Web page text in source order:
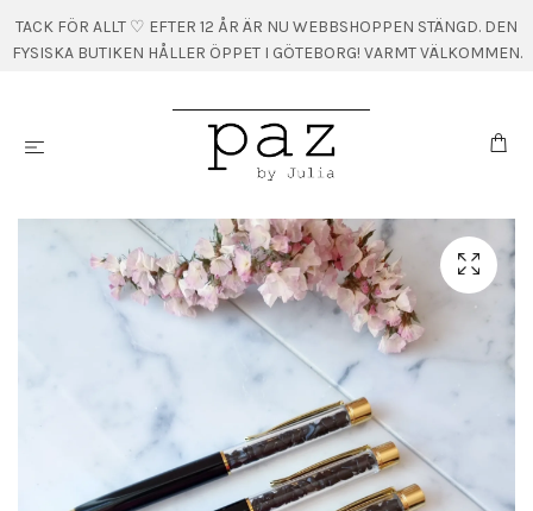
TACK FÖR ALLT ♡ EFTER 12 ÅR ÄR NU WEBBSHOPPEN STÄNGD. DEN
FYSISKA BUTIKEN HÅLLER ÖPPET I GÖTEBORG! VARMT VÄLKOMMEN.